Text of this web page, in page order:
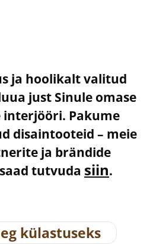
ja hoolikalt valitud
just Sinule omase
interjööri. Pakume
disaintooteid – meie
ja brändide
tutvuda siin.
külastuseks